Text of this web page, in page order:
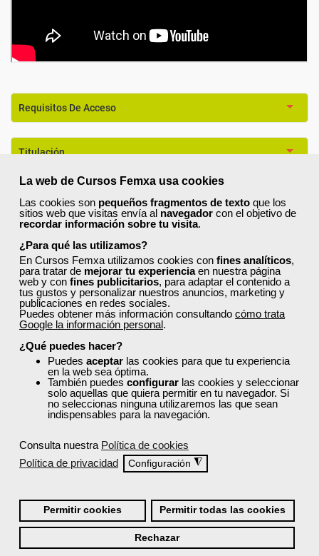
La web de Cursos Femxa usa cookies
Las cookies son pequeños fragmentos de texto que los
sitios web que visitas envía al navegador con el objetivo de
recordar información sobre tu visita.
¿Para qué las utilizamos?
En Cursos Femxa utilizamos cookies con fines analíticos,
para tratar de mejorar tu experienciaen nuestra página
web y con fines publicitarios, para adaptar el contenido a
tus gustos y personalizar nuestros anuncios, marketing y
publicaciones en redes sociales.
Puedes obtener más información consultando cómo trata
Google la información personal.
¿Qué puedes hacer?
Puedes aceptar las cookies para que tu experiencia
en la web sea óptima.
También puedes configurar las cookies y seleccionar
solo aquellas que quiera permitir en tu navegador. Si
no seleccionas ninguna utilizaremos las que sean
indispensables para la navegación.
Consulta nuestra Política de cookies
Política de privacidad
Configuración ◮
Permitir cookies Permitir todas las cookies
Rechazar
Requisitos De Acceso
Titulación
Formación 100% Subvencionada por:
Comentarios (0)
Preguntas frecuentes sobre la
formación de Femxa
Resolvemos las dudas más habituales sobre nuestra
formación, metodología, equipo docente y ventajas
¿Qué nos hace diferentes de la
competencia?